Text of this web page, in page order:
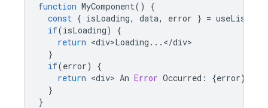
function MyComponent()
{
const { isLoading, data, error } =
if(isLoading)
{
return <div>Loading ... </div
}
if(error)
{
return <div> An Error Occurred : {error}
}
}